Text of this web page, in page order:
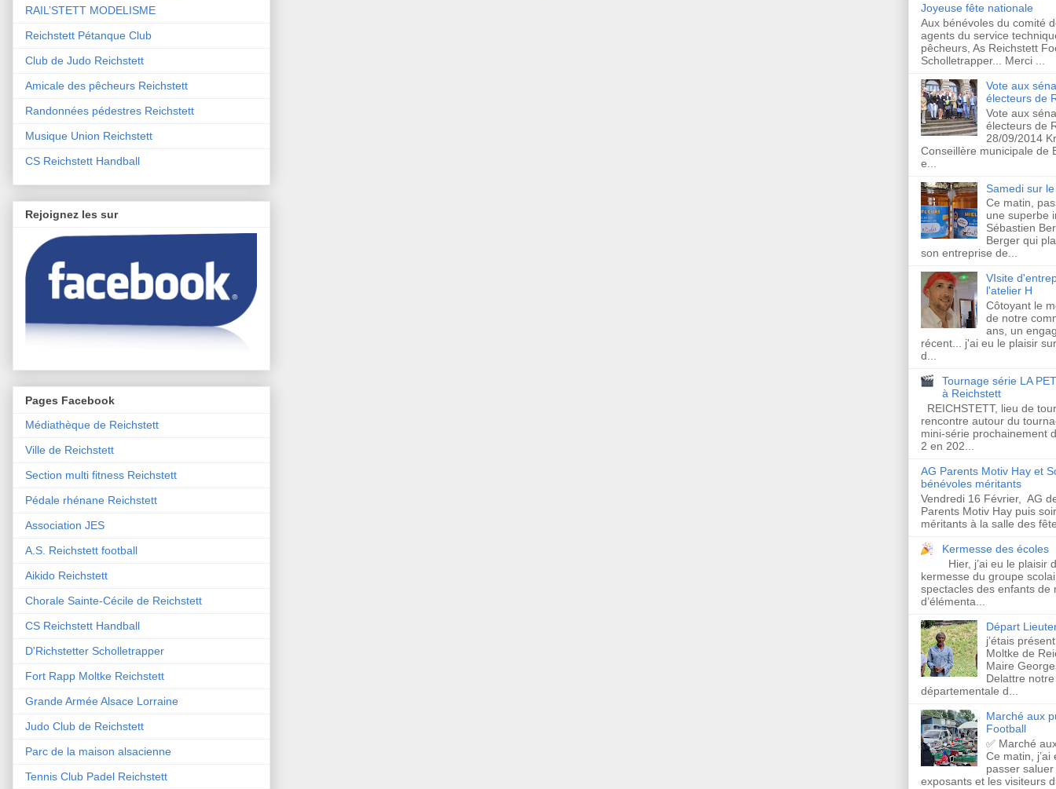
RAIL’STETT MODELISME
Reichstett Pétanque Club
Club de Judo Reichstett
Amicale des pêcheurs Reichstett
Randonnées pédestres Reichstett
Musique Union Reichstett
CS Reichstett Handball
Rejoignez les sur
Pages Facebook
Médiathèque de Reichstett
Ville de Reichstett
Section multi fitness Reichstett
Pédale rhénane Reichstett
Association JES
A.S. Reichstett football
Aikido Reichstett
Chorale Sainte-Cécile de Reichstett
CS Reichstett Handball
D'Richstetter Scholletrapper
Fort Rapp Moltke Reichstett
Grande Armée Alsace Lorraine
Judo Club de Reichstett
Parc de la maison alsacienne
Tennis Club Padel Reichstett
Joyeuse fête nationale
Aux bénévoles du comité
agents du service
pêcheurs, As Reichstett
Scholletrapper... Merci ...
Vote aux
électeurs de
Vote aux
électeurs de
28/09/2014
Conseillère municipale de
e...
Samedi sur
Ce matin,
une superbe
Sébastien
Berger qui
son entreprise de...
VIsite
l'atelier H
Côtoyant le
de notre
ans, un
récent... j'ai eu le plaisir
d...
Tournage série LA
à Reichstett
REICHSTETT, lieu de
rencontre autour du
mini-série prochainement
2 en 202...
AG Parents Motiv Hay et
bénévoles méritants
Vendredi 16 Février, AG
Parents Motiv Hay puis
méritants à la salle des
Kermesse des écoles
Hier, j’ai eu le plaisir
kermesse du groupe
spectacles des enfants de
d’élémenta...
Départ
j’étais
Moltke de
Maire
Delattre
départementale d...
Marché aux
Football
✅ Marché
Ce matin, j’ai
passer
exposants et les visiteurs